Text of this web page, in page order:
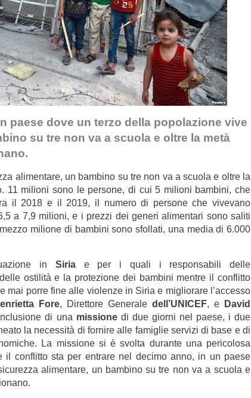
paese dove un terzo della popolazione vive
su tre non va a scuola e oltre la metà
alimentare, un bambino su tre non va a scuola e oltre la
11 milioni sono le persone, di cui 5 milioni bambini, che
il 2018 e il 2019, il numero di persone che vivevano
a 7,9 milioni, e i prezzi dei generi alimentari sono saliti
milione di bambini sono sfollati, una media di 6.000
in Siria e per i quali i responsabili delle
ostilità e la protezione dei bambini mentre il conflitto
mai porre fine alle violenze in Siria e migliorare l’accesso
Fore, Direttore Generale dell’UNICEF, e
David
di una missione di due giorni nel paese, i due
la necessità di fornire alle famiglie servizi di base e di
La missione si è svolta durante una pericolosa
il conflitto sta per entrare nel decimo anno, in un paese
alimentare, un bambino su tre non va a scuola e